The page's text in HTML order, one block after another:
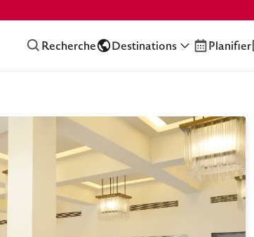
Recherche Destinations Planifier